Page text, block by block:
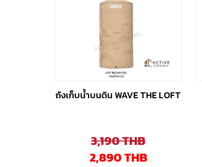
ถังเก็บน้ำบนดิน WAVE THE LOFT
3,190THB
2,890THB